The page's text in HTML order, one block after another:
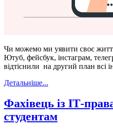
Чи можемо ми уявити своє
Ютуб, фейсбук, інстаграм,
відтіснили на другий план всі
Детальніше...
Фахівець із ІТ-
студентам